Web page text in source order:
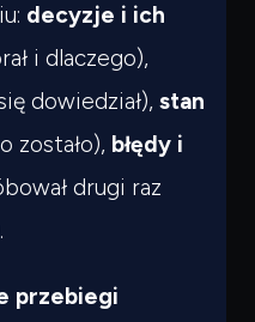
decyzje i ich
i dlaczego),
dowiedział), stan
zostało), błędy i
drugi raz
przebiegi
co warto